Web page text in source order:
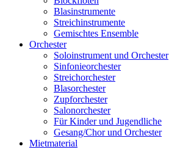
Blasinstrumente
Streichinstrumente
Gemischtes Ensemble
Orchester
Soloinstrument und Orchester
Sinfonieorchester
Streichorchester
Blasorchester
Zupforchester
Salonorchester
Für Kinder und Jugendliche
Gesang/Chor und Orchester
Mietmaterial